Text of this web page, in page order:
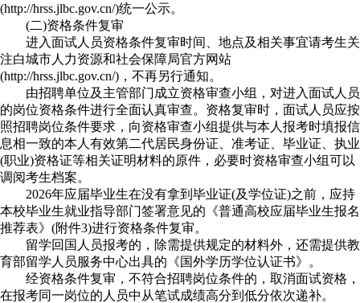
(http://hrss.jlbc.gov.cn/)统一公示。
(二)资格条件复审
进入面试人员资格条件复审时间、地点及相关事宜请考生关
注白城市人力资源和社会保障局官方网站
(http://hrss.jlbc.gov.cn/)，不再另行通知。
由招聘单位及主管部门成立资格审查小组，对进入面试人员
的岗位资格条件进行全面认真审查。资格复审时，面试人员应按
照招聘岗位条件要求，向资格审查小组提供与本人报考时填报信
息相一致的本人有效第二代居民身份证、准考证、毕业证、执业
(职业)资格证等相关证明材料的原件，必要时资格审查小组可以
调阅考生档案。
2026年应届毕业生在没有拿到毕业证(及学位证)之前，应持
本校毕业生就业指导部门签署意见的《普通高校应届毕业生报名
推荐表》(附件3)进行资格条件复审。
留学回国人员报考的，除需提供规定的材料外，还需提供教
育部留学人员服务中心出具的《国外学历学位认证书》。
经资格条件复审，不符合招聘岗位条件的，取消面试资格，
在报考同一岗位的人员中从笔试成绩高分到低分依次递补。